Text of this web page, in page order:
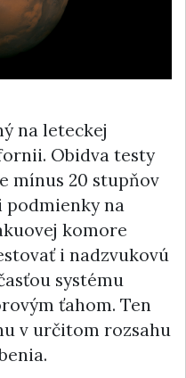
na leteckej
Obidva testy
mínus 20 stupňov
podmienky na
komore
i nadzvukovú
systému
ťahom. Ten
v určitom rozsahu